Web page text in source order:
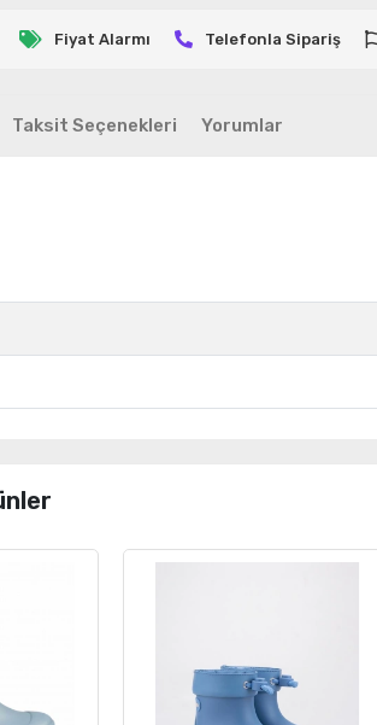
Fiyat Alarmı Telefonla Sipariş
Taksit Seçenekleri Yorumlar